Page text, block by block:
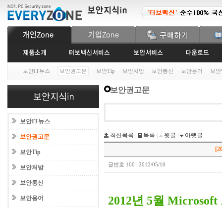
보안IT뉴스 보안권고문 보안Tip 보안처방 보안통신 보안용어 보
보안IT뉴스
보안권고문
보안Tip
보안처방
보안통신
보안용어
보안권고문
최신목록 목록 윗글
아랫글
글번호 100 2012/05/10
2012년 5월